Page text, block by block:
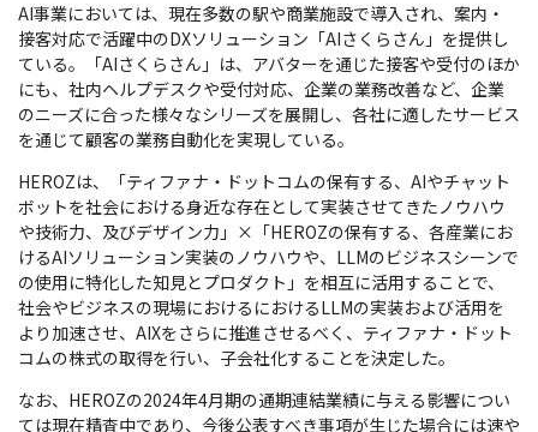
AI事業においては、現在多数の駅や商業施設で導入され、案内・
接客対応で活躍中のDXソリューション「AIさくらさん」を提供し
ている。「AIさくらさん」は、アバターを通じた接客や受付のほか
にも、社内ヘルプデスクや受付対応、企業の業務改善など、企業
のニーズに合った様々なシリーズを展開し、各社に適したサービス
を通じて顧客の業務自動化を実現している。
HEROZは、「ティファナ・ドットコムの保有する、AIやチャット
ボットを社会における身近な存在として実装させてきたノウハウ
や技術力、及びデザイン力」×「HEROZの保有する、各産業にお
けるAIソリューション実装のノウハウや、LLMのビジネスシーンで
の使用に特化した知見とプロダクト」を相互に活用することで、
社会やビジネスの現場におけるにおけるLLMの実装および活用を
より加速させ、AIXをさらに推進させるべく、ティファナ・ドット
コムの株式の取得を行い、子会社化することを決定した。
なお、HEROZの2024年4月期の通期連結業績に与える影響につい
ては現在精査中であり、今後公表すべき事項が生じた場合には速や